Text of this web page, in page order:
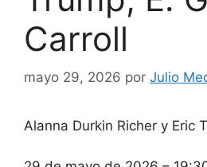
Carroll
mayo 29, 2026 por Julio
Alanna Durkin Richer y Eric